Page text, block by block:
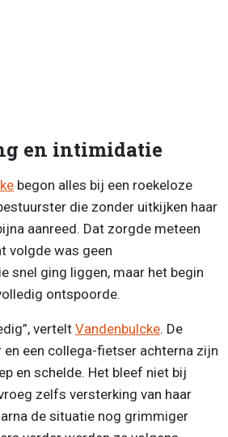
en intimidatie
begon alles bij een roekeloze
die zonder uitkijken haar
aanreed. Dat zorgde meteen
volgde was geen
snel ging liggen, maar het begin
ontspoorde.
vertelt Vandenbulcke. De
een collega-fietser achterna zijn
en schelde. Het bleef niet bij
zelfs versterking van haar
de situatie nog grimmiger